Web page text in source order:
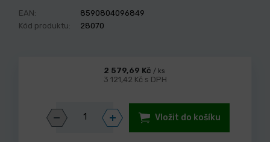
EAN:
8590804096849
Kód produktu:
28070
2 579,69 Kč / ks
3 121,42 Kč s DPH
Vložit do košíku